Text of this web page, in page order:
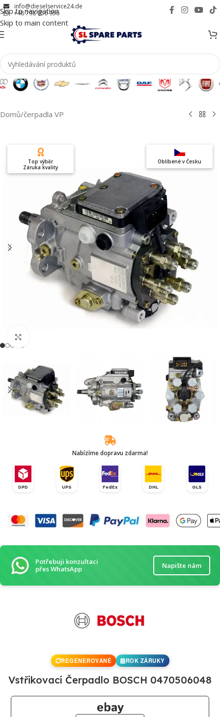
Skip to navigation
Skip to main content
info@dieselservice24.de
+48 798 956 956
Domů/čerpadla VP
Oblíbené v Česku
Top výběr
Záruka kvality
Nabízíme dopravu zdarma!
DPD UPS FedEx DHL GLS
Potřebuji konzultaci
přes WhatsApp
Napište nám
REGENEROVANÉ ROK ZÁRUKY
Vstřikovací Čerpadlo BOSCH 0470506048